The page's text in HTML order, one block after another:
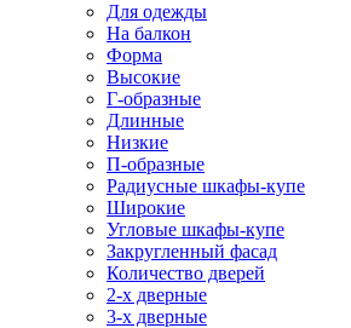
Для одежды
На балкон
Форма
Высокие
Г-образные
Длинные
Низкие
П-образные
Радиусные шкафы-купе
Широкие
Угловые шкафы-купе
Закругленный фасад
Количество дверей
2-х дверные
3-х дверные